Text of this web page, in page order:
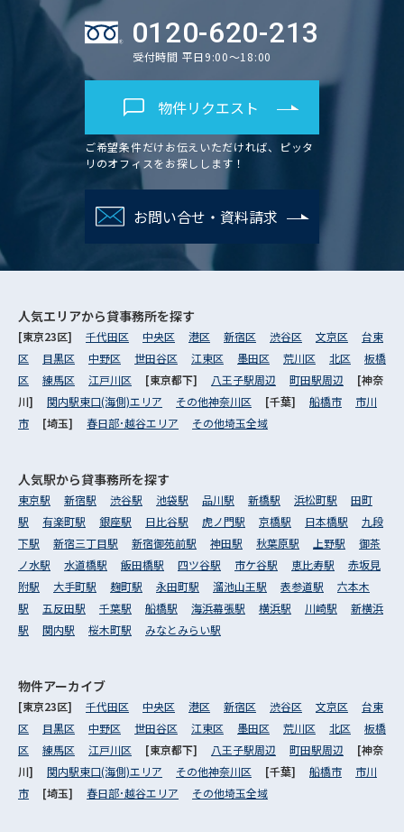
0120-620-213
受付時間 平日9:00～18:00
物件リクエスト
ご希望条件だけお伝えいただければ、ピッタ
リのオフィスをお探しします！
お問い合せ・資料請求
人気エリアから貸事務所を探す
[東京23区] 千代田区 中央区 港区 新宿区 渋谷区 文京区
台東
区
目黒区 中野区 世田谷区 江東区 墨田区 荒川区 北区
板橋
区
練馬区 江戸川区 [東京都下] 八王子駅周辺 町田駅周辺
[神奈
川] 関内駅東口(海側)エリア その他神奈川区 [千葉] 船橋市
市川
市
[埼玉] 春日部･越谷エリア その他埼玉全域
人気駅から貸事務所を探す
東京駅 新宿駅 渋谷駅 池袋駅 品川駅 新橋駅 浜松町駅
田町
駅
有楽町駅 銀座駅 日比谷駅 虎ノ門駅 京橋駅 日本橋駅
九段
下駅
新宿三丁目駅 新宿御苑前駅 神田駅 秋葉原駅 上野駅
御茶
ノ水駅
水道橋駅 飯田橋駅 四ツ谷駅 市ケ谷駅 恵比寿駅
赤坂見
附駅
大手町駅 麹町駅 永田町駅 溜池山王駅 表参道駅
六本木
駅
五反田駅 千葉駅 船橋駅 海浜幕張駅 横浜駅 川崎駅
新横浜
駅
関内駅 桜木町駅 みなとみらい駅
物件アーカイブ
[東京23区] 千代田区 中央区 港区 新宿区 渋谷区 文京区
台東
区
目黒区 中野区 世田谷区 江東区 墨田区 荒川区 北区
板橋
区
練馬区 江戸川区 [東京都下] 八王子駅周辺 町田駅周辺
[神奈
川] 関内駅東口(海側)エリア その他神奈川区 [千葉] 船橋市
市川
市
[埼玉] 春日部･越谷エリア その他埼玉全域